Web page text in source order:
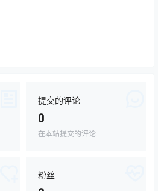
提交的评论
0
在本站提交的评论
粉丝